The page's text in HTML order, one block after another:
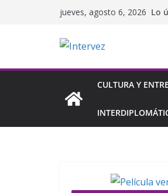
jueves, agosto 6, 2026 Lo
CULTURA Y